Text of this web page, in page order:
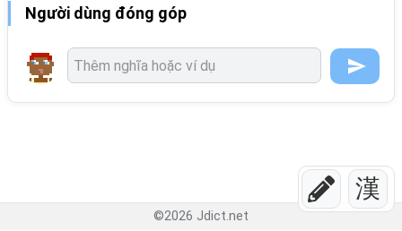
漢
Người dùng đóng góp
©2026 Jdict.net